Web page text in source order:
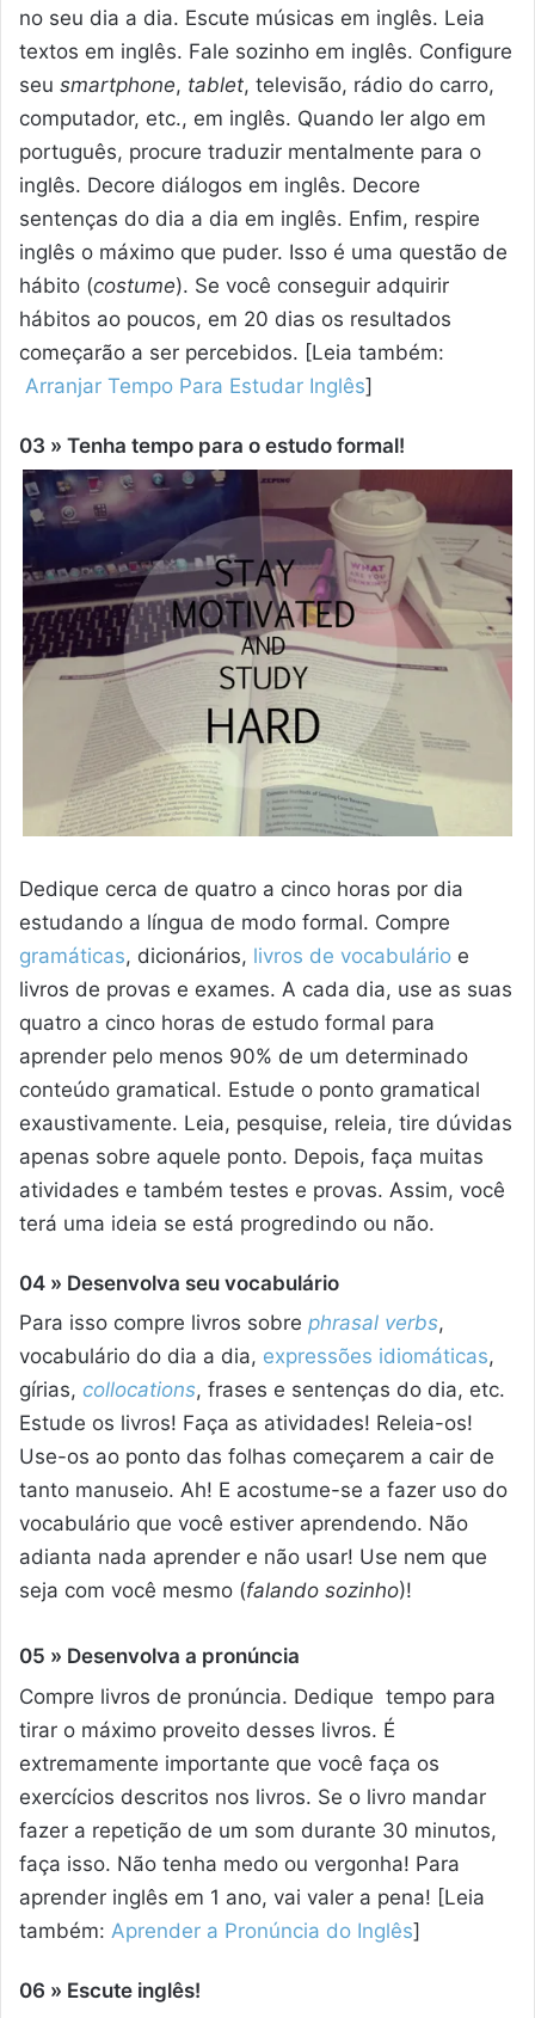
no seu dia a dia. Escute músicas em inglês. Leia
textos em inglês. Fale sozinho em inglês. Configure
seu smartphone, tablet, televisão, rádio do carro,
computador, etc., em inglês. Quando ler algo em
português, procure traduzir mentalmente para o
inglês. Decore diálogos em inglês. Decore
sentenças do dia a dia em inglês. Enfim, respire
inglês o máximo que puder. Isso é uma questão de
hábito (costume). Se você conseguir adquirir
hábitos ao poucos, em 20 dias os resultados
começarão a ser percebidos. [Leia também:
Arranjar Tempo Para Estudar Inglês]
03 » Tenha tempo para o estudo formal!
Dedique cerca de quatro a cinco horas por dia
estudando a língua de modo formal. Compre
gramáticas, dicionários, livros de vocabulário e
livros de provas e exames. A cada dia, use as suas
quatro a cinco horas de estudo formal para
aprender pelo menos 90% de um determinado
conteúdo gramatical. Estude o ponto gramatical
exaustivamente. Leia, pesquise, releia, tire dúvidas
apenas sobre aquele ponto. Depois, faça muitas
atividades e também testes e provas. Assim, você
terá uma ideia se está progredindo ou não.
04 » Desenvolva seu vocabulário
Para isso compre livros sobre phrasal verbs,
vocabulário do dia a dia, expressões idiomáticas,
gírias, collocations, frases e sentenças do dia, etc.
Estude os livros! Faça as atividades! Releia-os!
Use-os ao ponto das folhas começarem a cair de
tanto manuseio. Ah! E acostume-se a fazer uso do
vocabulário que você estiver aprendendo. Não
adianta nada aprender e não usar! Use nem que
seja com você mesmo (falando sozinho)!
05 » Desenvolva a pronúncia
Compre livros de pronúncia. Dedique tempo para
tirar o máximo proveito desses livros. É
extremamente importante que você faça os
exercícios descritos nos livros. Se o livro mandar
fazer a repetição de um som durante 30 minutos,
faça isso. Não tenha medo ou vergonha! Para
aprender inglês em 1 ano, vai valer a pena! [Leia
também: Aprender a Pronúncia do Inglês]
06 » Escute inglês!